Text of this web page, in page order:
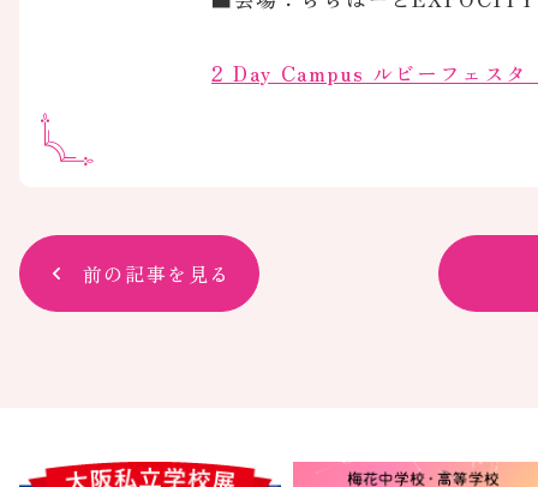
2 Day Campus ルビーフェス
前の記事を見る